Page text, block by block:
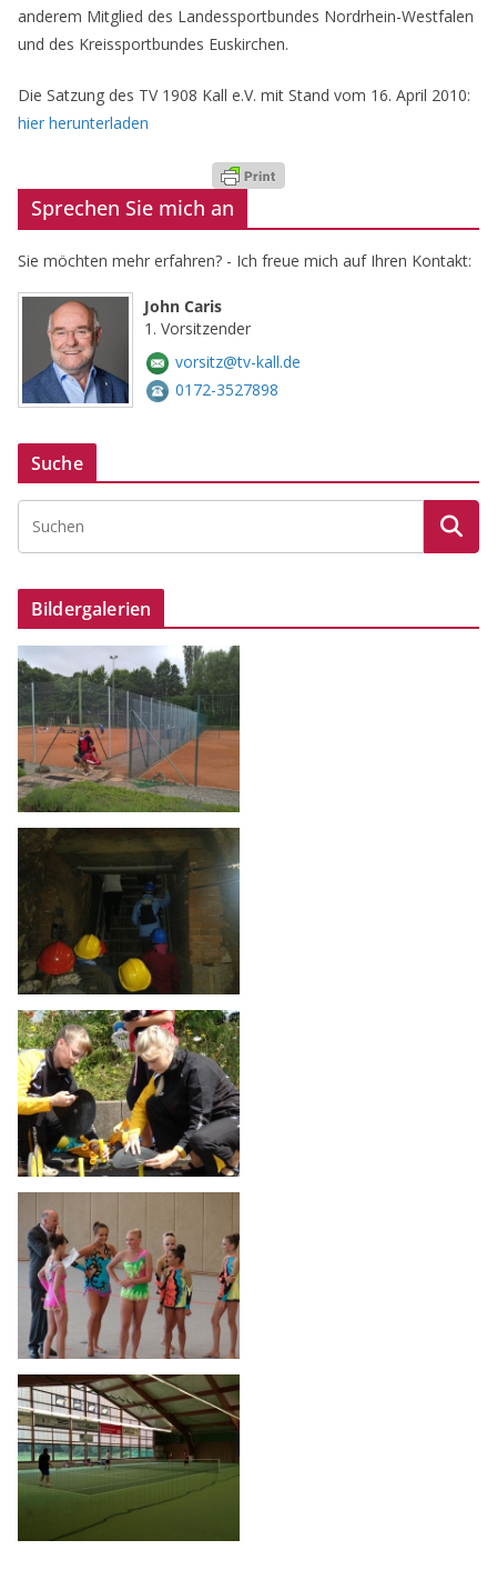
anderem Mitglied des Landessportbundes Nordrhein-Westfalen
und des Kreissportbundes Euskirchen.
Die Satzung des TV 1908 Kall e.V. mit Stand vom 16. April 2010:
hier herunterladen
Sprechen Sie mich an
Sie möchten mehr erfahren? - Ich freue mich auf Ihren Kontakt:
John Caris
1. Vorsitzender
vorsitz@tv-kall.de
0172-3527898
Suche
Bildergalerien